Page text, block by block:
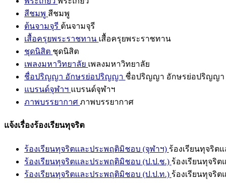
สีชมพู สีชมพู
ต้นจามจุรี ต้นจามจุรี
เสื้อครุยพระราชทาน เสื้อครุยพระราชทาน
ชุดนิสิต ชุดนิสิต
เพลงมหาวิทยาลัย เพลงมหาวิทยาลัย
ชื่อปริญญา อักษรย่อปริญญา ชื่อปริญญา อักษรย่อปริญญา
แบรนด์จุฬาฯ แบรนด์จุฬาฯ
ภาพบรรยากาศ ภาพบรรยากาศ
แจ้งเรื่องร้องเรียนทุจริต
ร้องเรียนทุจริตและประพฤติมิชอบ (จุฬาฯ) ร้องเรียนทุจริต
ร้องเรียนทุจริตและประพฤติมิชอบ (ป.ป.ช.) ร้องเรียนทุจริ
ร้องเรียนทุจริตและประพฤติมิชอบ (ป.ป.ท.) ร้องเรียนทุจริ